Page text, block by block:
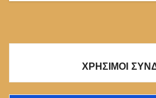
ΧΡΗΣΙΜΟΙ